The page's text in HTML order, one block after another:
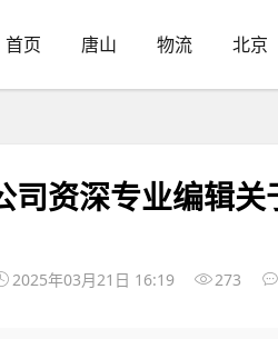
首页 唐山 物流 北京
司资深专业编辑
2025年03月21日 16:19 273